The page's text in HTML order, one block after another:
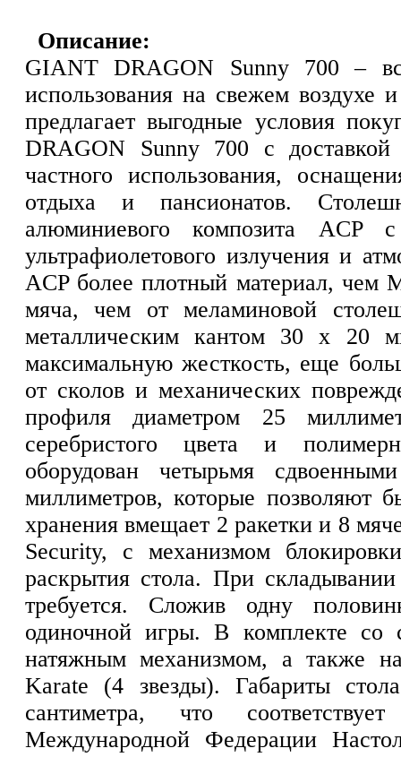
Описание:
GIANT DRAGON Sunny 700 –
использования на свежем
предлагает выгодные условия
DRAGON Sunny 700 с
частного использования,
отдыха и пансионатов.
алюминиевого композита ACP
ультрафиолетового излучения и
ACP более плотный материал, чем
мяча, чем от меламиновой
металлическим кантом 30 х 20
максимальную жесткость, еще
от сколов и механических
профиля диаметром 25
серебристого цвета и
оборудован четырьмя
миллиметров, которые позволяют
хранения вмещает 2 ракетки и 8
Security, с механизмом
раскрытия стола. При
требуется. Сложив одну
одиночной игры. В комплекте со
натяжным механизмом, а также
Karate (4 звезды). Габариты
сантиметра, что
Международной Федерации